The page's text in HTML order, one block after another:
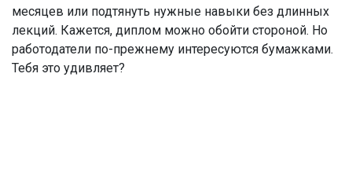
месяцев или подтянуть нужные навыки без длинных
лекций. Кажется, диплом можно обойти стороной. Но
работодатели по-прежнему интересуются бумажками.
Тебя это удивляет?